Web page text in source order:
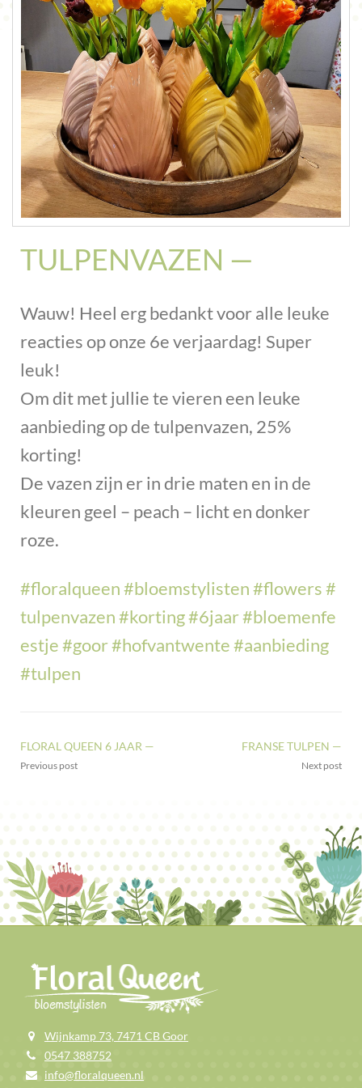
TULPENVAZEN —
Wauw! Heel erg bedankt voor alle leuke
reacties op onze 6e verjaardag! Super
leuk!
Om dit met jullie te vieren een leuke
aanbieding op de tulpenvazen, 25%
korting!
De vazen zijn er in drie maten en in de
kleuren geel – peach – licht en donker
roze.
#floralqueen#bloemstylisten#flowers#
tulpenvazen#korting#6jaar#bloemenfe
estje#goor#hofvantwente#aanbieding
#tulpen
FLORAL QUEEN 6 JAAR —
Previous post
FRANSE TULPEN —
Next post
Wijnkamp 73, 7471 CB Goor
0547 388752
info@floralqueen.nl
CONTACT